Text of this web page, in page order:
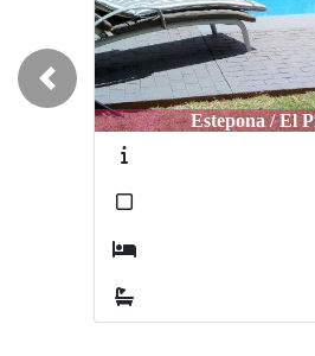
Estepona / El Pilar
Previous